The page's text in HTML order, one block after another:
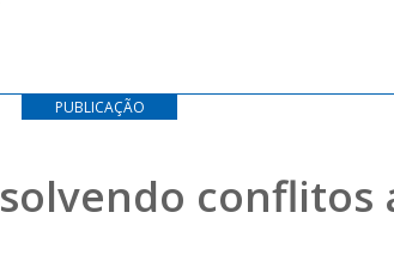
PUBLICAÇÃO
conflitos